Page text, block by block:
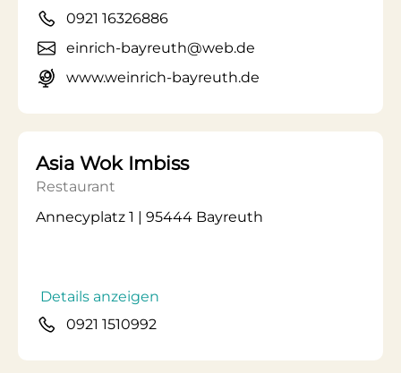
0921 16326886
einrich-bayreuth@web.de
www.weinrich-bayreuth.de
Asia Wok Imbiss
Restaurant
Annecyplatz 1 | 95444 Bayreuth
Details anzeigen
0921 1510992